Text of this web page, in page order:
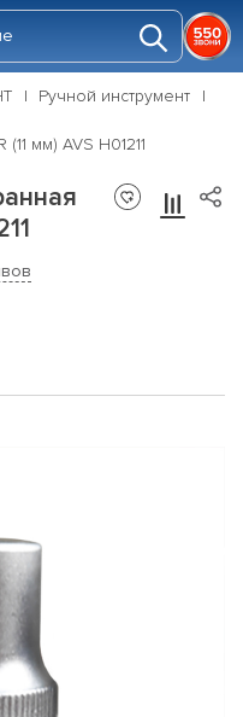
Ручной инструмент
мм) AVS H01211